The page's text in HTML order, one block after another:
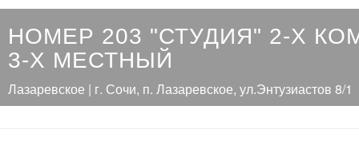
НОМЕР 203 "СТУДИЯ" 2-Х
3-Х МЕСТНЫЙ
Лазаревское | г. Сочи, п. Лазаревское, ул.Энтузиастов 8/1